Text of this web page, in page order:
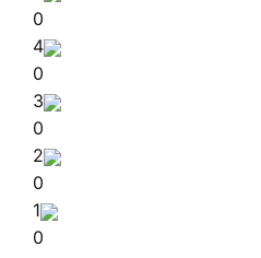
0
4
0
3
0
2
0
1
0